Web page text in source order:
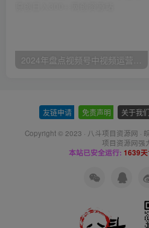
2024年盘点视频号中视频运营，盘点视频号创作分成计划，快速过原创日入300+
友链申请 免责声明 关于我们
Copyright © 2023 · 八斗项目资源网 ·
项目资源网强
本站已安全运行: 1639